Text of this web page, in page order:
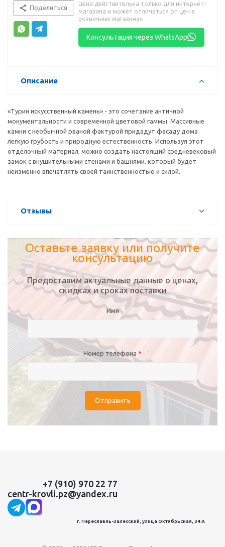
Поделиться
Цена действительна только для интернет-
магазина и может отличаться от цен в
розничных магазинах
Консультация через WhatsApp
Описание
«Турин искусственный камень» - это сочетание античной
монументальности и современной цветовой гаммы. Массивные
камни с необычной рваной фактурой придадут фасаду дома
легкую грубость и природную естественность. Используя этот
отделочный материал, можно создать настоящий средневековый
замок с внушительными стенами и башнями, который будет
неизменно впечатлять своей таинственностью и силой.
Отзывы
Оставьте заявку или получите
консультацию
Предоставим актуальные данные о ценах,
скидках и сроках поставки
Имя
Номер телефона *
Отправить
+7 (910) 970 22 77
centr-krovli.pz@yandex.ru
г. Переславль-Залесский, улица Октябрьская, 34 А